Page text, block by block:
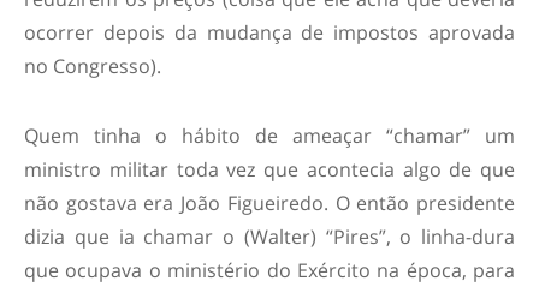
ocorrer depois da mudança de impostos aprovada
no Congresso).
Quem tinha o hábito de ameaçar “chamar” um
ministro militar toda vez que acontecia algo de que
não gostava era João Figueiredo. O então presidente
dizia que ia chamar o (Walter) “Pires”, o linha-dura
que ocupava o ministério do Exército na época, para